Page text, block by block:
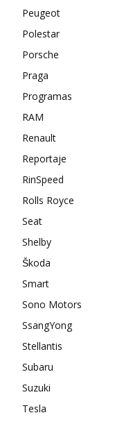
Peugeot
Polestar
Porsche
Praga
Programas
RAM
Renault
Reportaje
RinSpeed
Rolls Royce
Seat
Shelby
Škoda
Smart
Sono Motors
SsangYong
Stellantis
Subaru
Suzuki
Tesla